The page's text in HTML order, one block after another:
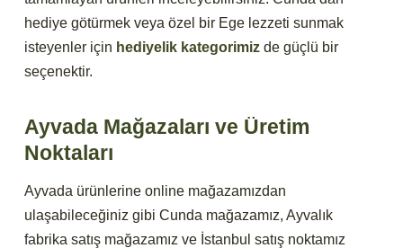
hediye götürmek veya özel bir Ege lezzeti sunmak
isteyenler için hediyelik kategorimiz de güçlü bir
seçenektir.
Ayvada Mağazaları ve Üretim
Noktaları
Ayvada ürünlerine online mağazamızdan
ulaşabileceğiniz gibi Cunda mağazamız, Ayvalık
fabrika satış mağazamız ve İstanbul satış noktamız